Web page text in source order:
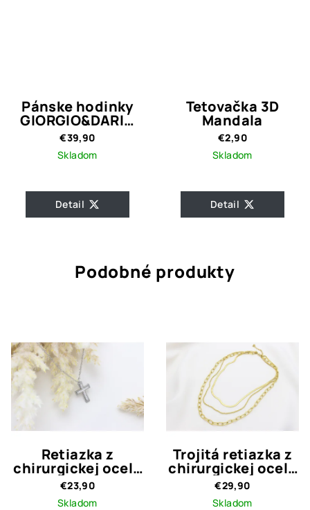
Pánske hodinky
GIORGIO&DARIO
BLUE
€39,90
Skladom
Detail
Tetovačka 3D
Mandala
€2,90
Skladom
Detail
Podobné produkty
Retiazka z
chirurgickej ocele
s príveskom Krížik
002
€23,90
Skladom
Trojitá retiazka z
chirurgickej ocele
MOLA
€29,90
Skladom